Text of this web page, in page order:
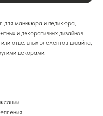
для маникюра и педикюра,
и декоративных дизайнов.
отдельных элементов дизайна,
декорами.